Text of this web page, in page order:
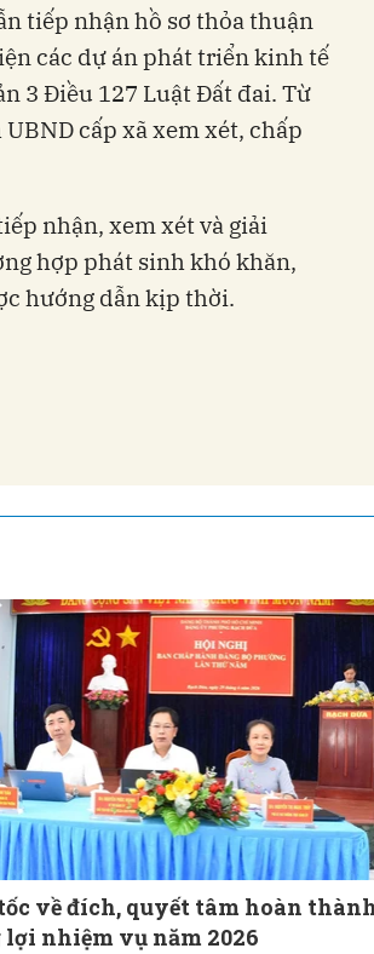
tiếp nhận hồ sơ thỏa thuận
các dự án phát triển kinh tế
3 Điều 127 Luật Đất đai. Từ
cấp xã xem xét, chấp
nhận, xem xét và giải
hợp phát sinh khó khăn,
hướng dẫn kịp thời.
về đích, quyết tâm hoàn
nhiệm vụ năm 2026